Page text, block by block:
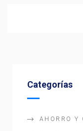
Categorías
AHORRO Y